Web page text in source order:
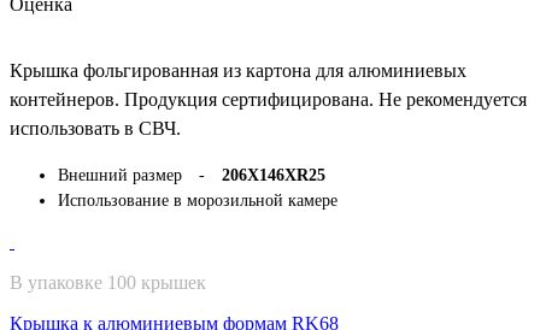
Оценка
Крышка фольгированная из картона для алюминиевых
контейнеров. Продукция сертифицирована. Не рекомендуется
использовать в СВЧ.
Внешний размер - 206Х146ХR25
Использование в морозильной камере
В упаковке 100 крышек
Крышка к алюминиевым формам RK68